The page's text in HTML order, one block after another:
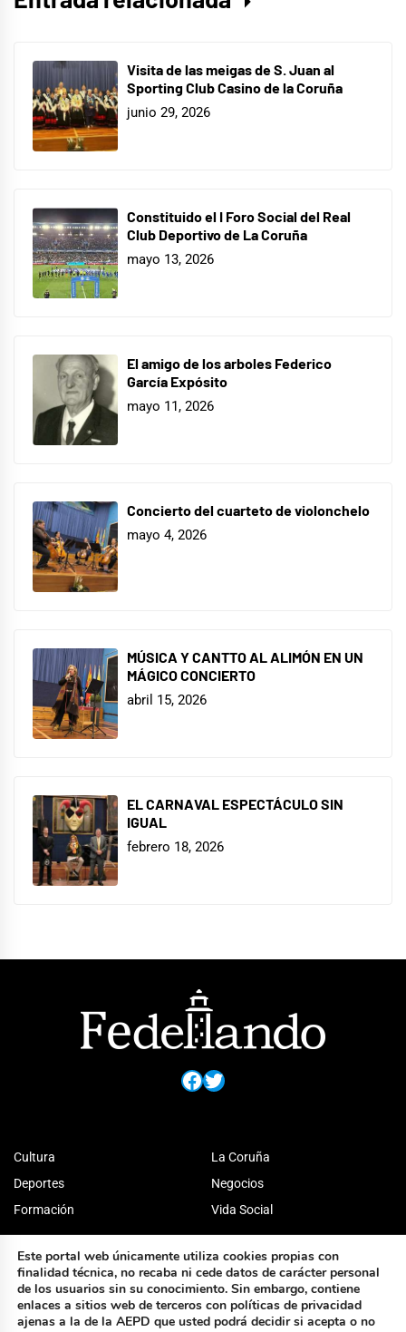
Visita de las meigas de S. Juan al
Sporting Club Casino de la Coruña
junio 29, 2026
Constituido el I Foro Social del Real
Club Deportivo de La Coruña
mayo 13, 2026
El amigo de los arboles Federico
García Expósito
mayo 11, 2026
Concierto del cuarteto de violonchelo
mayo 4, 2026
MÚSICA Y CANTTO AL ALIMÓN EN UN
MÁGICO CONCIERTO
abril 15, 2026
EL CARNAVAL ESPECTÁCULO SIN
IGUAL
febrero 18, 2026
Facebook
Twitter
Cultura
Deportes
Formación
La Coruña
Negocios
Vida Social
Este portal web únicamente utiliza cookies propias con
finalidad técnica, no recaba ni cede datos de carácter personal
de los usuarios sin su conocimiento. Sin embargo, contiene
enlaces a sitios web de terceros con políticas de privacidad
ajenas a la de la AEPD que usted podrá decidir si acepta o no